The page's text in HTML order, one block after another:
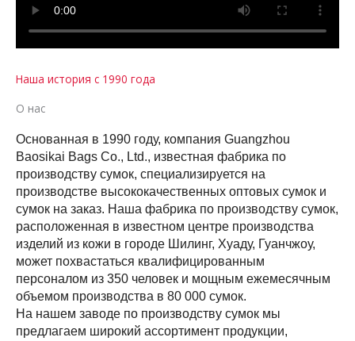
Наша история с 1990 года
О нас
Основанная в 1990 году, компания Guangzhou
Baosikai Bags Co., Ltd., известная фабрика по
производству сумок, специализируется на
производстве высококачественных оптовых сумок и
сумок на заказ. Наша фабрика по производству сумок,
расположенная в известном центре производства
изделий из кожи в городе Шилинг, Хуаду, Гуанчжоу,
может похвастаться квалифицированным
персоналом из 350 человек и мощным ежемесячным
объемом производства в 80 000 сумок.
На нашем заводе по производству сумок мы
предлагаем широкий ассортимент продукции,